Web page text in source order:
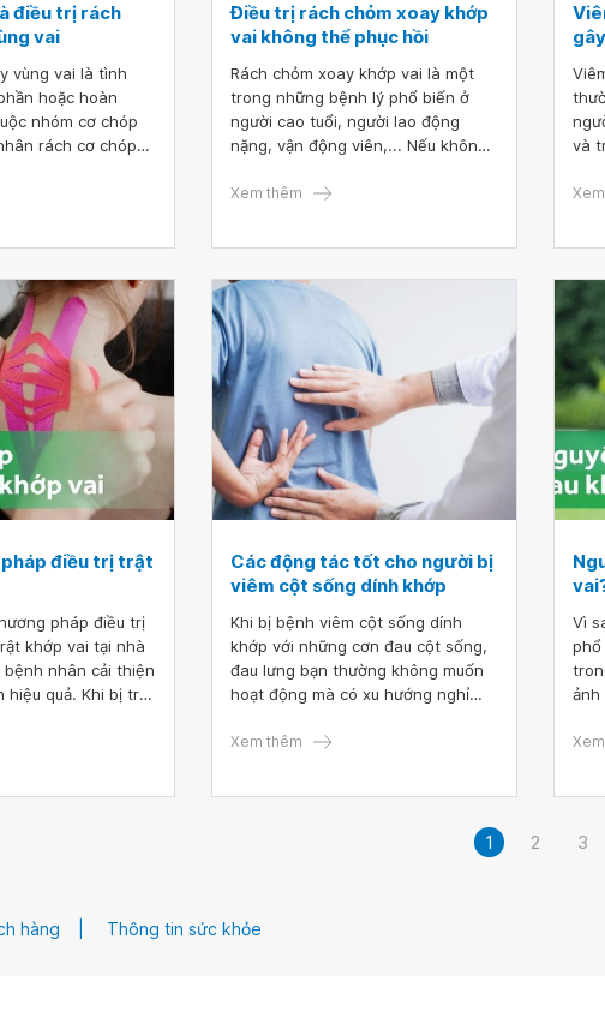
điều trị rách
vai
vùng vai là tình
hoặc hoàn
nhóm cơ chóp
rách cơ chóp
nếu không được
hóa.
Điều trị rách chỏm xoay khớp
vai không thể phục hồi
Rách chỏm xoay khớp vai là một
trong những bệnh lý phổ biến ở
người cao tuổi, người lao động
nặng, vận động viên,... Nếu không
thường phải chịu đựng những cơn
vô cùng cần thiết.
Xem thêm
và
điều trị trật
pháp điều trị
khớp vai tại nhà
nhân cải thiện
hiệu quả. Khi bị trật
còn có thể gặp
Các động tác tốt cho người bị
viêm cột sống dính khớp
Khi bị bệnh viêm cột sống dính
khớp với những cơn đau cột sống,
đau lưng bạn thường không muốn
hoạt động mà có xu hướng nghỉ
động có thể làm chậm quá trình
trong quá trình chữa bệnh viêm cột
Xem thêm
Vì
phổ
ảnh
trị
1 2 3
hàng Thông tin sức khỏe